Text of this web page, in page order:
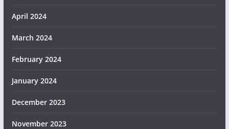
April 2024
March 2024
February 2024
January 2024
December 2023
November 2023